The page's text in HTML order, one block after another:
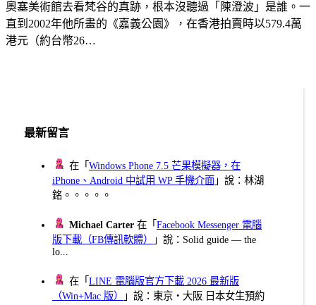
奧塞美術館去看梵谷的真跡，根本沒聽過「陳澄波」是誰。一
直到2002年他所畫的《嘉義公園》，在香港拍賣時以579.4萬
港元（約台幣26…
最新留言
在「Windows Phone 7.5 芒果模擬器，在
iPhone、Android 中試用 WP 手機介面 」說：林湖
銘。。。。。
Michael Carter 在「Facebook Messenger 電腦
版下載（FB傳訊軟體）
」說：Solid guide — the
lo...
在「LINE 電腦版官方下載 2026 最新版
（Win+Mac 版）
」說：東京・大阪 日本女生預約